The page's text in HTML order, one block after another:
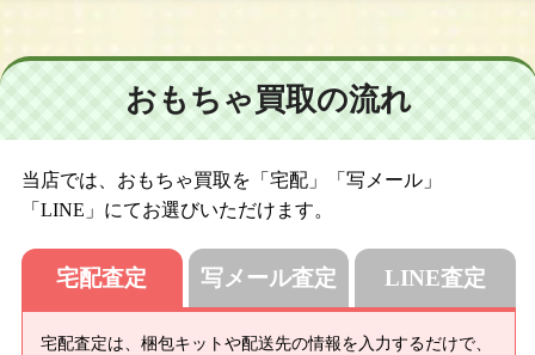
おもちゃ買取の流れ
当店では、おもちゃ買取を「宅配」「写メール」
「LINE」にてお選びいただけます。
宅配査定
宅配査定は、梱包キットや配送先の情報を入力するだけで、
写メール査定 LINE査定